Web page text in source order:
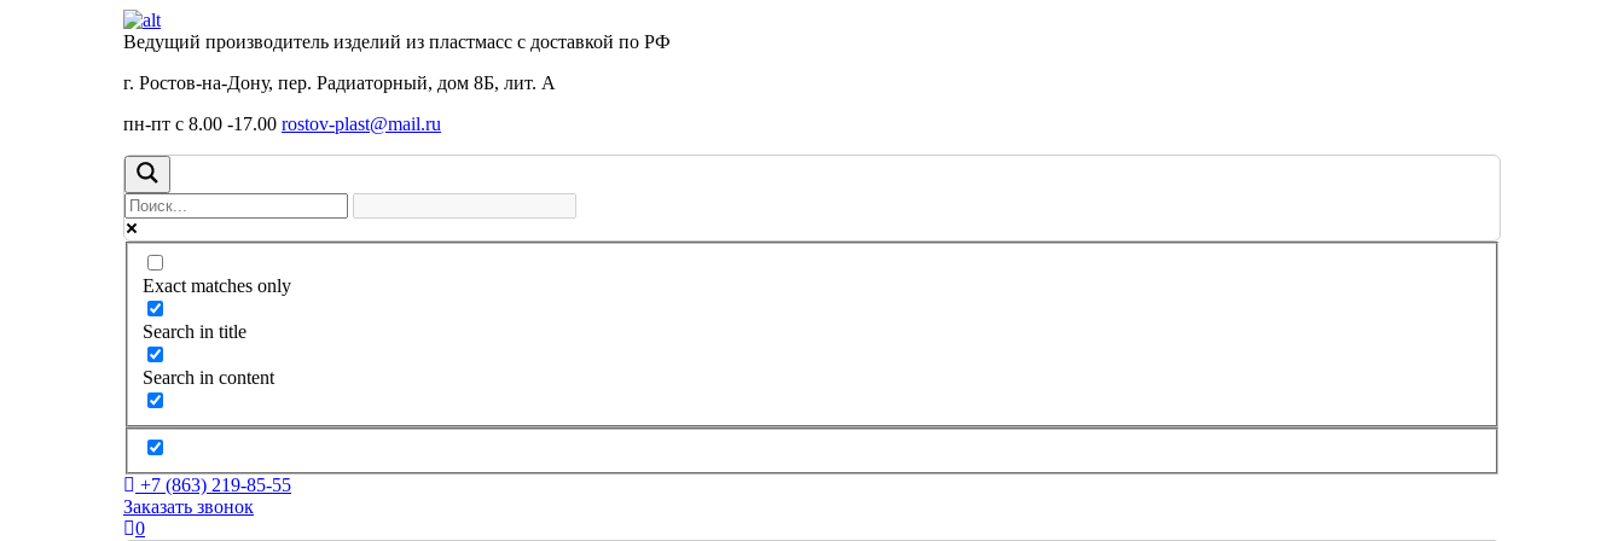
Ведущий производитель изделий из пластмасс с доставкой по РФ
г. Ростов-на-Дону, пер. Радиаторный, дом 8Б, лит. А
пн-пт с 8.00 -17.00 rostov-plast@mail.ru
Exact matches only
Search in title
Search in content
+7 (863) 219-85-55
Заказать звонок
0